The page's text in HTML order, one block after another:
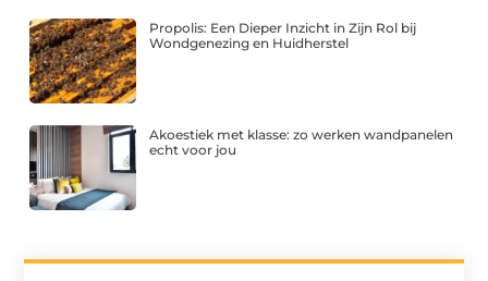
Propolis: Een Dieper Inzicht in Zijn Rol bij
Wondgenezing en Huidherstel
Akoestiek met klasse: zo werken wandpanelen
echt voor jou